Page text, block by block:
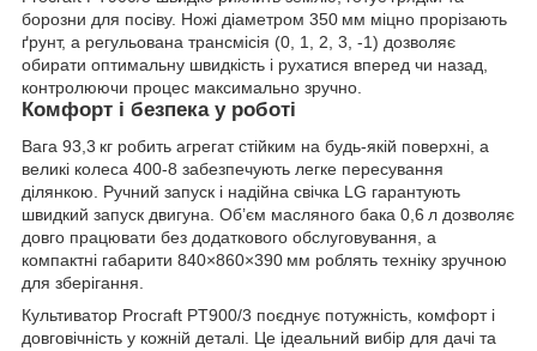
борозни для посіву. Ножі діаметром 350 мм міцно прорізають
ґрунт, а регульована трансмісія (0, 1, 2, 3, -1) дозволяє
обирати оптимальну швидкість і рухатися вперед чи назад,
контролюючи процес максимально зручно.
Комфорт і безпека у роботі
Вага 93,3 кг робить агрегат стійким на будь-якій поверхні, а
великі колеса 400‑8 забезпечують легке пересування
ділянкою. Ручний запуск і надійна свічка LG гарантують
швидкий запуск двигуна. Об’єм масляного бака 0,6 л дозволяє
довго працювати без додаткового обслуговування, а
компактні габарити 840×860×390 мм роблять техніку зручною
для зберігання.
Культиватор Procraft PT900/3 поєднує потужність, комфорт і
довговічність у кожній деталі. Це ідеальний вибір для дачі та